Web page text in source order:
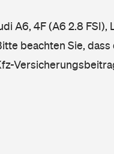
A6, 4F (A6 2.8 FSI),
beachten Sie, dass